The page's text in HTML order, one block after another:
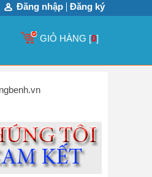
Đăng nhập Đăng ký
GIỎ HÀNG [0]